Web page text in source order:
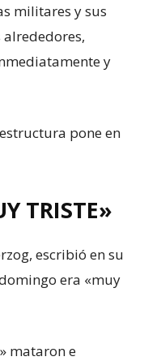
militares y sus
alrededores,
y
pone en
TRISTE»
escribió en su
era «muy
mataron e